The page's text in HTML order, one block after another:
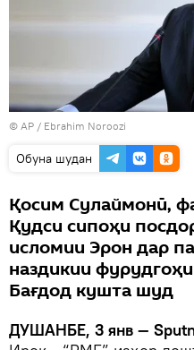
© AP / Ebrahim Noroozi
Обуна шудан
Қосим Сулаймонӣ,
Қудси сипоҳи
исломии Эрон дар
наздикии
Бағдод кушта шуд
ДУШАНБЕ, 3 янв —